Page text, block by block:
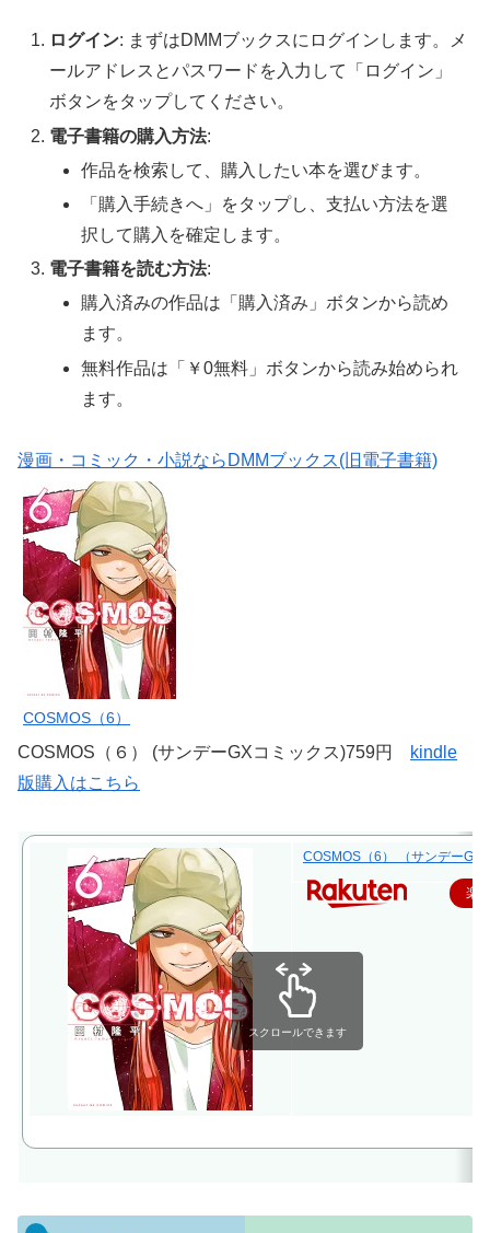
ログイン: まずはDMMブックスにログインします。メ
ールアドレスとパスワードを入力して「ログイン」
ボタンをタップしてください。
電子書籍の購入方法:
作品を検索して、購入したい本を選びます。
「購入手続きへ」をタップし、支払い方法を選
択して購入を確定します。
電子書籍を読む方法:
購入済みの作品は「購入済み」ボタンから読め
ます。
無料作品は「￥0無料」ボタンから読み始められ
ます。
漫画・コミック・小説ならDMMブックス(旧電子書籍)
COSMOS（6）
COSMOS（６） (サンデーGXコミックス)759円
kindle
版購入はこちら
COSMOS（6） （サンデーGX
楽
スクロールできます